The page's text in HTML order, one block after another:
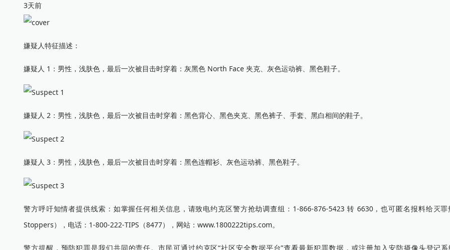
3天前
嫌疑人特征描述：
嫌疑人 1：男性，浅肤色，最后一次被目击时穿着：灰黑色 North Face 夹克、灰色运动裤、黑色鞋子。
嫌疑人 2：男性，浅肤色，最后一次被目击时穿着：黑色背心、黑色夹克、黑色裤子、手套、黑白相间的鞋子。
嫌疑人 3：男性，浅肤色，最后一次被目击时穿着：黑色连帽衫、灰色运动裤、黑色鞋子。
警方呼吁知情者提供线索：如掌握任何相关信息，请致电约克区警方抢劫调查组：1-866-876-5423 转 6630，也可匿名报料给灭
Stoppers），电话：1-800-222-TIPS（8477），网站：www.1800222tips.com。
警方提醒，预防犯罪是我们共同的责任。市民可通过约克区“社区安全数据平台”查看最新犯罪数据，或注册加入安防摄像头登记